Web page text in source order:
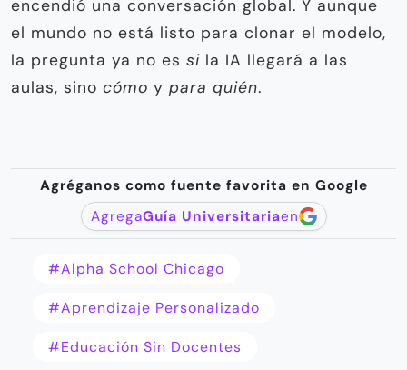
encendió una conversación global. Y aunque
el mundo no está listo para clonar el modelo,
la pregunta ya no es si la IA llegará a las
aulas, sino cómo y para quién.
Agréganos como fuente favorita en Google
AgregaGuía Universitariaen
#Alpha School Chicago
#aprendizaje Personalizado
#educación Sin Docentes